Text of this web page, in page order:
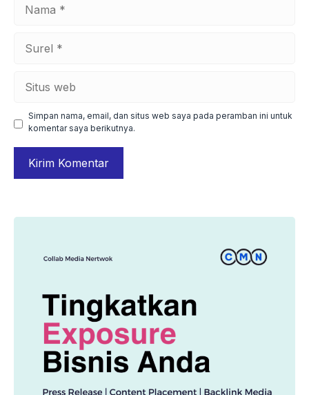
web
Simpan nama, email, dan situs web saya pada peramban ini untuk
komentar saya berikutnya.